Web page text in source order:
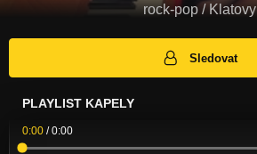
rock-pop / Klatovy
Sledovat
PLAYLIST KAPELY
0:00 /0:00